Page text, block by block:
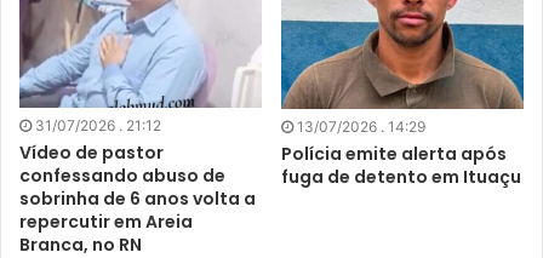
31/07/2026 . 21:12
Vídeo de pastor
confessando abuso de
sobrinha de 6 anos volta a
repercutir em Areia
Branca, no RN
13/07/2026 . 14:29
Polícia emite alerta após
fuga de detento em Ituaçu